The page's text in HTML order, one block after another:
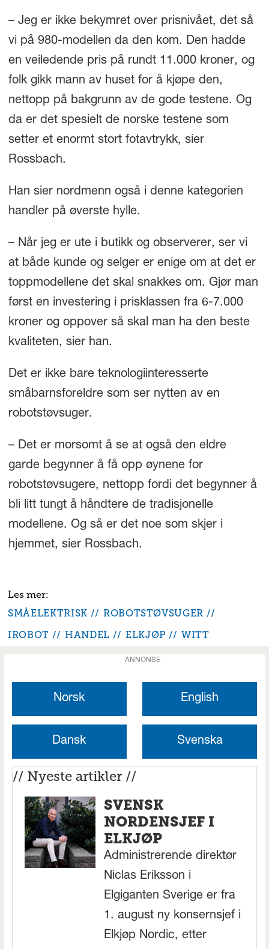
– Jeg er ikke bekymret over prisnivået, det så
vi på 980-modellen da den kom. Den hadde
en veiledende pris på rundt 11.000 kroner, og
folk gikk mann av huset for å kjøpe den,
nettopp på bakgrunn av de gode testene. Og
da er det spesielt de norske testene som
setter et enormt stort fotavtrykk, sier
Rossbach.
Han sier nordmenn også i denne kategorien
handler på øverste hylle.
– Når jeg er ute i butikk og observerer, ser vi
at både kunde og selger er enige om at det er
toppmodellene det skal snakkes om. Gjør man
først en investering i prisklassen fra 6-7.000
kroner og oppover så skal man ha den beste
kvaliteten, sier han.
Det er ikke bare teknologiinteresserte
småbarnsforeldre som ser nytten av en
robotstøvsuger.
– Det er morsomt å se at også den eldre
garde begynner å få opp øynene for
robotstøvsugere, nettopp fordi det begynner å
bli litt tungt å håndtere de tradisjonelle
modellene. Og så er det noe som skjer i
hjemmet, sier Rossbach.
SMÅELEKTRISK
ROBOTSTØVSUGER
IROBOT
HANDEL ELKJØP WITT
ANNONSE
Norsk English
Dansk Svenska
// Nyeste artikler //
SVENSK
NORDENSJEF I
ELKJØP
Administrerende direktør
Niclas Eriksson i
Elgiganten Sverige er fra
1. august ny konsernsjef i
Elkjøp Nordic, etter